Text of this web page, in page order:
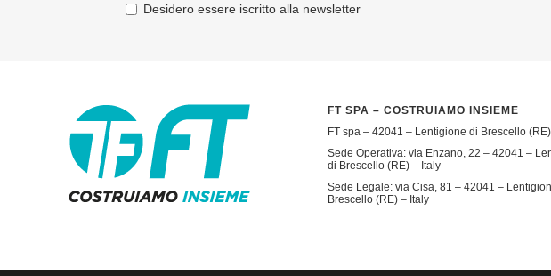
Desidero essere iscritto alla newsletter
FT SPA – COSTRUIAMO INSIEME
FT spa – 42041 – Lentigione di Brescello
Sede Operativa: via Enzano, 22 – 42041 –
di Brescello (RE) – Italy
Sede Legale: via Cisa, 81 – 42041 –
Brescello (RE) – Italy